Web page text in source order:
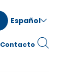
Español
Contacto